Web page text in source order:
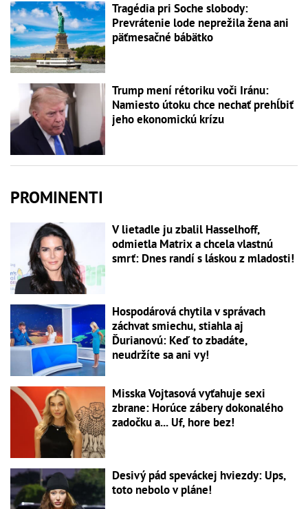
Tragédia pri Soche slobody:
Prevrátenie lode neprežila žena ani
päťmesačné bábätko
Trump mení rétoriku voči Iránu:
Namiesto útoku chce nechať prehĺbiť
jeho ekonomickú krízu
PROMINENTI
V lietadle ju zbalil Hasselhoff,
odmietla Matrix a chcela vlastnú
smrť: Dnes randí s láskou z mladosti!
Hospodárová chytila v správach
záchvat smiechu, stiahla aj
Ďurianovú: Keď to zbadáte,
neudržíte sa ani vy!
Misska Vojtasová vyťahuje sexi
zbrane: Horúce zábery dokonalého
zadočku a... Uf, hore bez!
Desivý pád speváckej hviezdy: Ups,
toto nebolo v pláne!